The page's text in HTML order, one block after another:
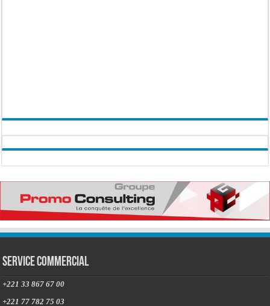
Service commercial
+221 33 867 67 00
+221 77 782 75 03